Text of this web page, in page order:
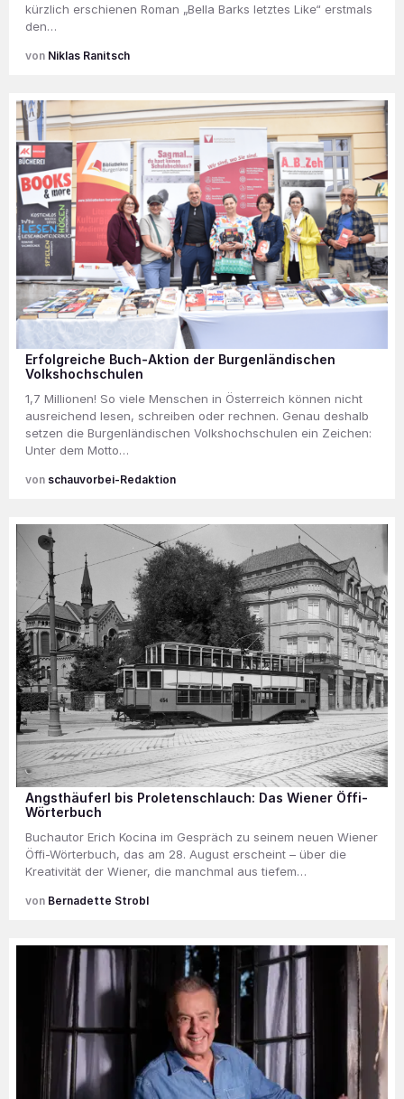
kürzlich erschienen Roman „Bella Barks letztes Like“ erstmals
den…
Niklas Ranitsch
Erfolgreiche Buch-Aktion der Burgenländischen
Volkshochschulen
1,7 Millionen! So viele Menschen in Österreich können nicht
ausreichend lesen, schreiben oder rechnen. Genau deshalb
setzen die Burgenländischen Volkshochschulen ein Zeichen:
Unter dem Motto…
schauvorbei-Redaktion
Angsthäuferl bis Proletenschlauch: Das Wiener Öffi-
Wörterbuch
Buchautor Erich Kocina im Gespräch zu seinem neuen Wiener
Öffi-Wörterbuch, das am 28. August erscheint – über die
Kreativität der Wiener, die manchmal aus tiefem…
Bernadette Strobl